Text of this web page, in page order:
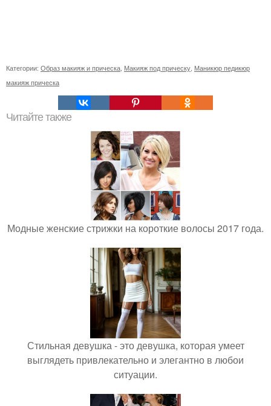
Категории: Образ макияж и прическа Макияж под прическу Маникюр педикюр
макияж прическа
Читайте также
Модные женские стрижки на короткие волосы 2017 года.
Стильная девушка - это девушка, которая умеет
выглядеть привлекательно и элегантно в любои
ситуации.